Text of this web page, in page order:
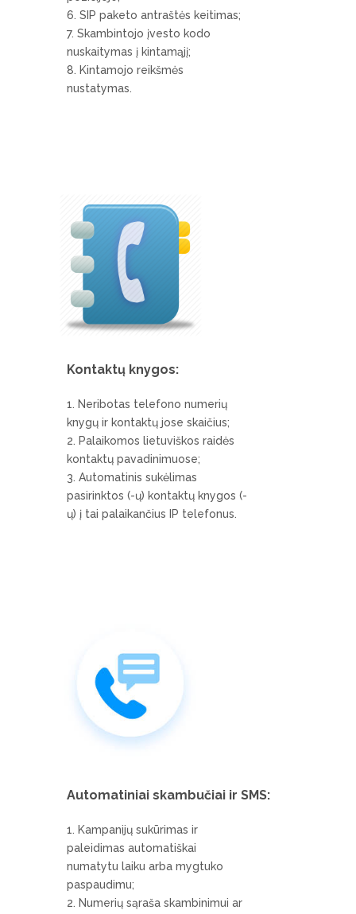
SIP paketo antraštės keitimas;
Skambintojo įvesto kodo
nuskaitymas į kintamąjį;
Kintamojo reikšmės
nustatymas.
Kontaktų knygos:
Neribotas telefono numerių
knygų ir kontaktų jose skaičius;
Palaikomos lietuviškos raidės
kontaktų pavadinimuose;
Automatinis sukėlimas
pasirinktos (-ų) kontaktų knygos (-
ų) į tai palaikančius IP telefonus.
Automatiniai skambučiai ir SMS:
Kampanijų sukūrimas ir
paleidimas automatiškai
numatytu laiku arba mygtuko
paspaudimu;
Numerių sąraša skambinimui ar